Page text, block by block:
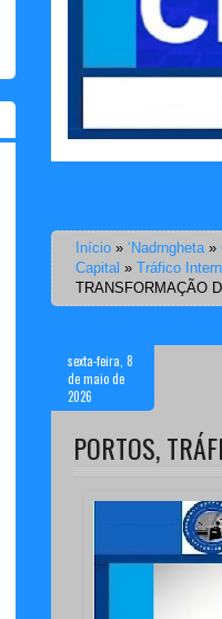
Início » ‘Nadrngheta»
Capital » Tráfico
TRANSFORMAÇÃO
sexta-feira, 8
de maio de
2026
PORTOS,